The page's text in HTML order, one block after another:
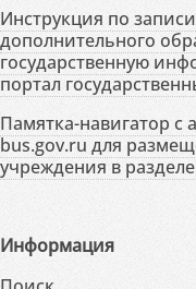
Инструкция по
дополнительного
государственную
портал
Памятка-навигатор с
bus.gov.ru для
учреждения в
Информация